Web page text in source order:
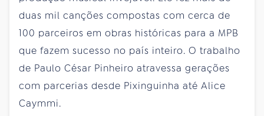
duas mil canções compostas com cerca de
100 parceiros em obras históricas para a MPB
que fazem sucesso no país inteiro. O trabalho
de Paulo César Pinheiro atravessa gerações
com parcerias desde Pixinguinha até Alice
Caymmi.